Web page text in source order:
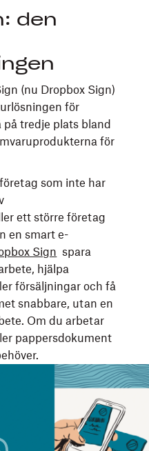
den
(nu Dropbox Sign)
för
tredje plats bland
för
som inte har
ett större företag
en smart e-
Sign spara
hjälpa
försäljningar och få
snabbare, utan en
Om du arbetar
pappersdokument